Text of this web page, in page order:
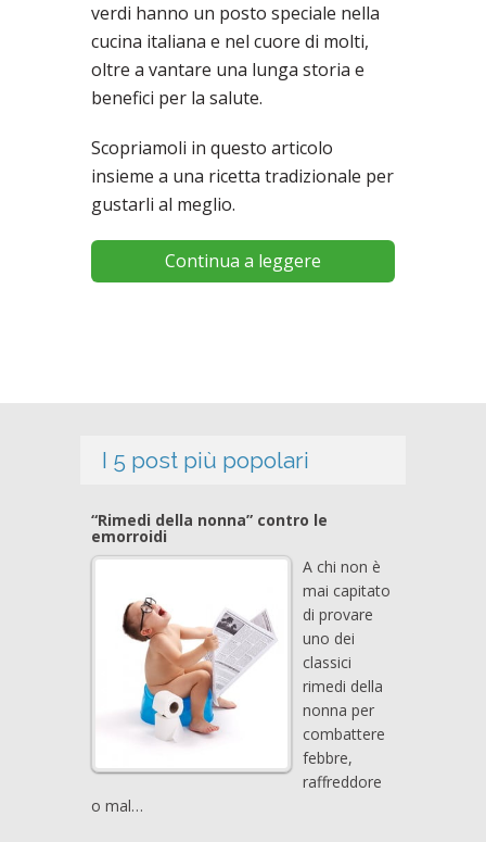
verdi hanno un posto speciale nella
cucina italiana e nel cuore di molti,
oltre a vantare una lunga storia e
benefici per la salute.
Scopriamoli in questo articolo
insieme a una ricetta tradizionale per
gustarli al meglio.
Continua a leggere
I 5 post più popolari
“Rimedi della nonna” contro le
emorroidi
A chi non è
mai capitato
di provare
uno dei
classici
rimedi della
nonna per
combattere
febbre,
raffreddore
o mal…